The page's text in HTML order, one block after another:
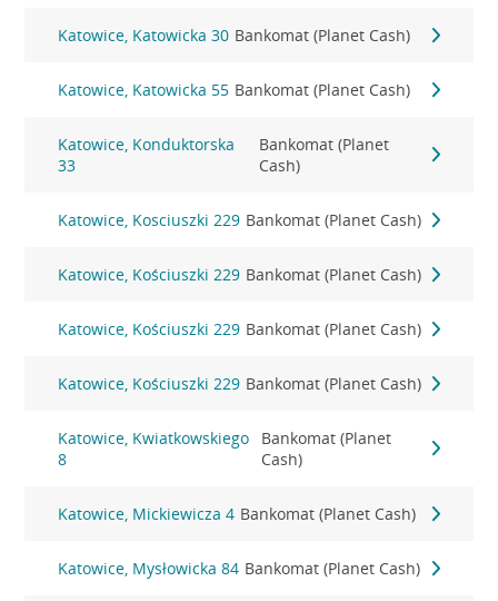
Katowice, Katowicka 30 Bankomat (Planet Cash)
Katowice, Katowicka 55 Bankomat (Planet Cash)
Katowice, Konduktorska
33
Bankomat (Planet
Cash)
Katowice, Kosciuszki 229 Bankomat (Planet Cash)
Katowice, Kościuszki 229 Bankomat (Planet Cash)
Katowice, Kościuszki 229 Bankomat (Planet Cash)
Katowice, Kościuszki 229 Bankomat (Planet Cash)
Katowice, Kwiatkowskiego
8
Bankomat (Planet
Cash)
Katowice, Mickiewicza 4 Bankomat (Planet Cash)
Katowice, Mysłowicka 84 Bankomat (Planet Cash)